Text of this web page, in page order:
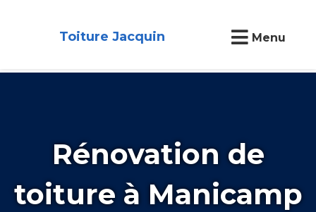
Toiture Jacquin Menu
Rénovation de
toiture à Manicamp